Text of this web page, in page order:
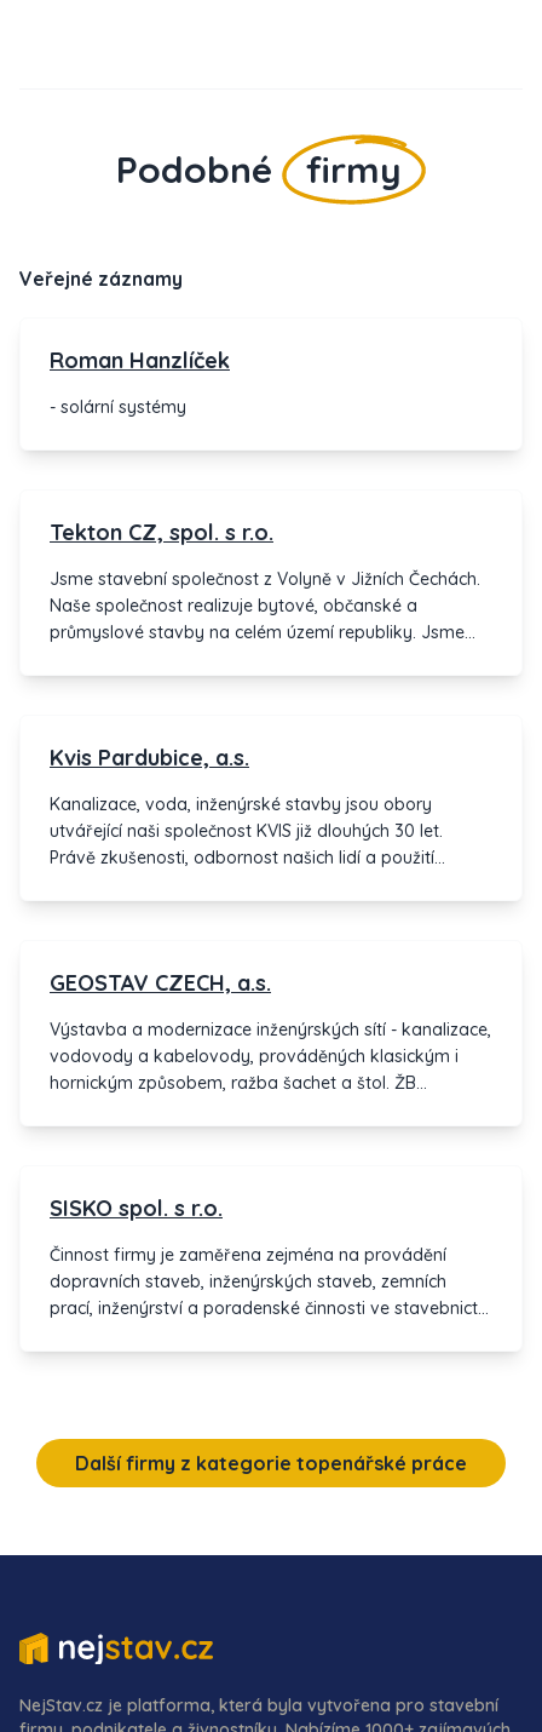
Podobné firmy
Veřejné záznamy
Roman Hanzlíček
- solární systémy
Tekton CZ, spol. s r.o.
Jsme stavební společnost z Volyně v Jižních Čechách.
Naše společnost realizuje bytové, občanské a
průmyslové stavby na celém území republiky. Jsme
Kvis Pardubice, a.s.
Kanalizace, voda, inženýrské stavby jsou obory
utvářející naši společnost KVIS již dlouhých 30 let.
Právě zkušenosti, odbornost našich lidí a použití
GEOSTAV CZECH, a.s.
Výstavba a modernizace inženýrských sítí - kanalizace,
vodovody a kabelovody, prováděných klasickým i
hornickým způsobem, ražba šachet a štol. ŽB
SISKO spol. s r.o.
Činnost firmy je zaměřena zejména na provádění
dopravních staveb, inženýrských staveb, zemních
prací, inženýrství a poradenské činnosti ve stavebnictví
Další firmy z kategorie topenářské práce
NejStav.cz je platforma, která byla vytvořena pro stavební